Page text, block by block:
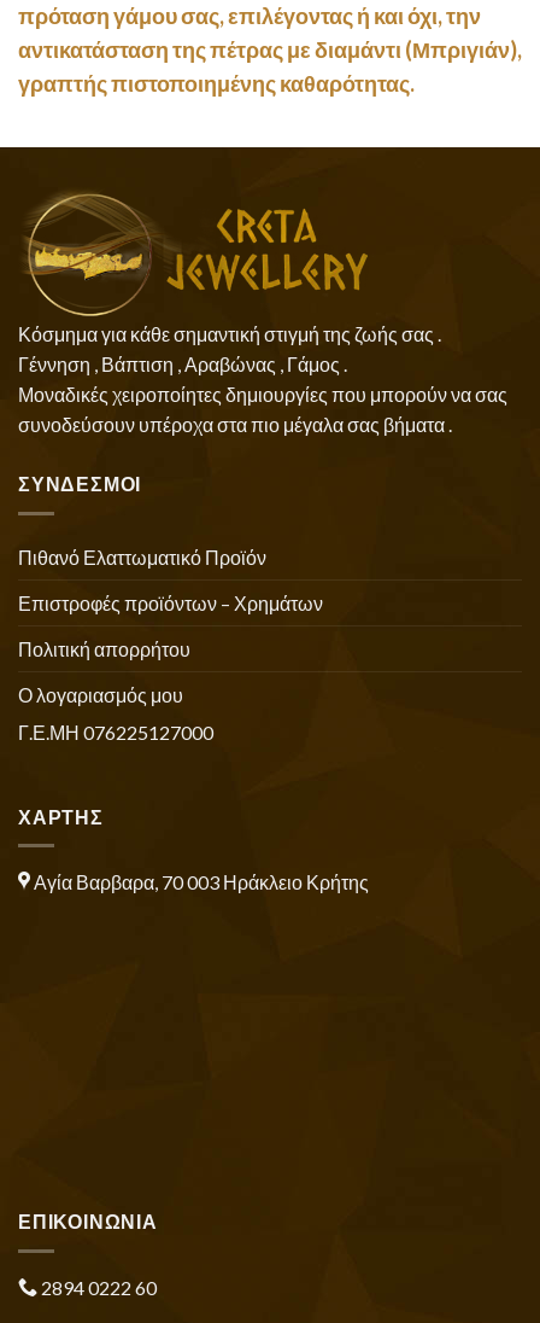
πρόταση γάμου σας, επιλέγοντας ή και όχι, την
αντικατάσταση της πέτρας με διαμάντι (Μπριγιάν),
γραπτής πιστοποιημένης καθαρότητας.
Κόσμημα για κάθε σημαντική στιγμή της ζωής σας .
Γέννηση , Βάπτιση , Αραβώνας , Γάμος .
Μοναδικές χειροποίητες δημιουργίες που μπορούν να σας
συνοδεύσουν υπέροχα στα πιο μέγαλα σας βήματα .
ΣΥΝΔΕΣΜΟΙ
Πιθανό Ελαττωματικό Προϊόν
Επιστροφές προϊόντων – Χρημάτων
Πολιτική απορρήτου
Ο λογαριασμός μου
Γ.Ε.ΜΗ 076225127000
ΧΑΡΤΗΣ
Αγία Βαρβαρα, 70 003 Ηράκλειο Κρήτης
ΕΠΙΚΟΙΝΩΝΙΑ
2894 0222 60